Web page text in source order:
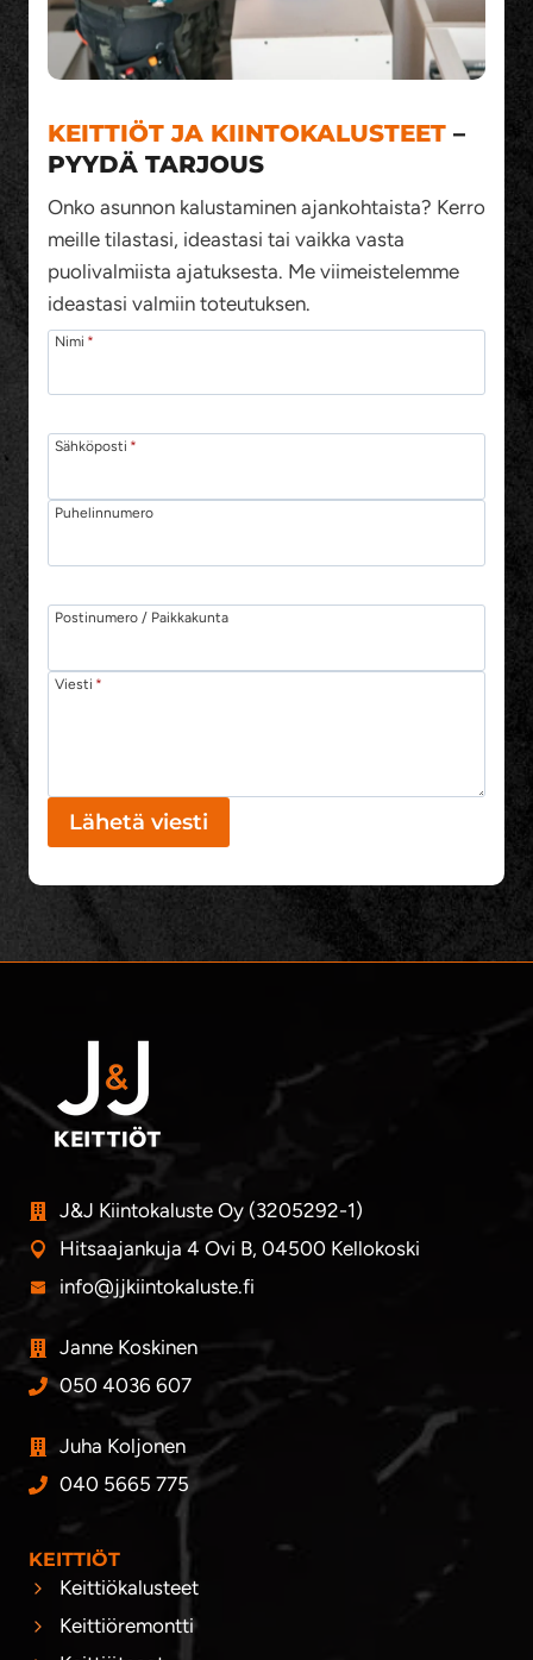
KEITTIÖT JA KIINTOKALUSTEET –
PYYDÄ TARJOUS
Onko asunnon kalustaminen ajankohtaista? Kerro
meille tilastasi, ideastasi tai vaikka vasta
puolivalmiista ajatuksesta. Me viimeistelemme
ideastasi valmiin toteutuksen.
Nimi *
Sähköposti *
Puhelinnumero
Postinumero / Paikkakunta
Viesti *
Lähetä viesti
J&J Kiintokaluste Oy (3205292-1)
Hitsaajankuja 4 Ovi B, 04500 Kellokoski
info@jjkiintokaluste.fi
Janne Koskinen
050 4036 607
Juha Koljonen
040 5665 775
KEITTIÖT
Keittiökalusteet
Keittiöremontti